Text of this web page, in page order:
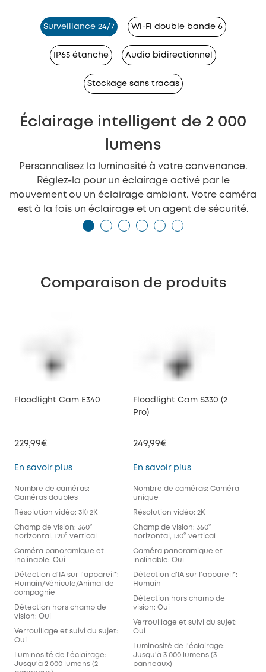
Surveillance 24/7 Wi-Fi double bande 6
IP65 étanche Audio bidirectionnel
Stockage sans tracas
Éclairage intelligent de 2 000
lumens
Personnalisez la luminosité à votre convenance.
Réglez-la pour un éclairage activé par le
mouvement ou un éclairage ambiant. Votre caméra
est à la fois un éclairage et un agent de sécurité.
Comparaison de produits
Floodlight Cam E340
229,99€
En savoir plusFloodlight Cam E340
Nombre de caméras:
Caméras doubles
Résolution vidéo: 3K+2K
Champ de vision: 360°
horizontal, 120° vertical
Caméra panoramique et
inclinable: Oui
Détection d'IA sur l'appareil*:
Humain/Véhicule/Animal de
compagnie
Détection hors champ de
vision: Oui
Verrouillage et suivi du sujet:
Oui
Luminosité de l'éclairage:
Jusqu'à 2 000 lumens (2
Floodlight Cam S330 (2
Pro)
249,99€
En savoir plusFloodlight Cam
Nombre de caméras: Caméra
unique
Résolution vidéo: 2K
Champ de vision: 360°
horizontal, 130° vertical
Caméra panoramique et
inclinable: Oui
Détection d'IA sur l'appareil*:
Humain
Détection hors champ de
vision: Oui
Verrouillage et suivi du sujet:
Oui
Luminosité de l'éclairage:
Jusqu'à 3 000 lumens (3
panneaux)